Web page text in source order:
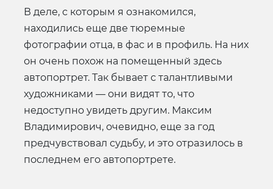
В деле, с которым я ознакомился,
находились еще две тюремные
фотографии отца, в фас и в профиль. На них
он очень похож на помещенный здесь
автопортрет. Так бывает с талантливыми
художниками — они видят то, что
недоступно увидеть другим. Максим
Владимирович, очевидно, еще за год
предчувствовал судьбу, и это отразилось в
последнем его автопортрете.